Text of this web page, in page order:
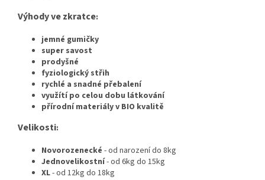
Výhody ve zkratce:
jemné gumičky
super savost
prodyšné
fyziologický střih
rychlé a snadné přebalení
využítí po celou dobu látkování
přírodní materiály v BIO kvalitě
Velikosti:
Novorozenecké - od narození do 8kg
Jednovelikostní- od 6kg do 15kg
XL- od 12kg do 18kg